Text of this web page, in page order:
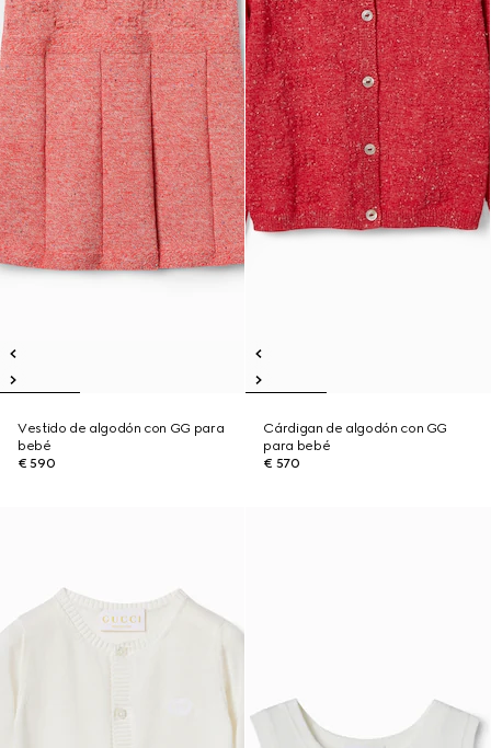
Vestido de algodón con GG para
bebé
€ 590
Cárdigan de algodón con GG
para bebé
€ 570